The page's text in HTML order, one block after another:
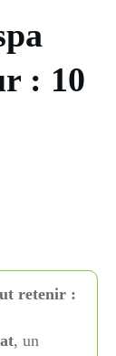
: 10
retenir :
, un